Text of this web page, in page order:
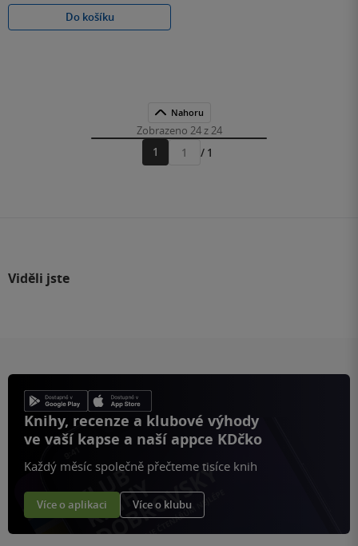
Do košíku
Nahoru
Zobrazeno 24 z 24
1
Přejít
/ 1
Viděli jste
Knihy, recenze a klubové výhody
ve vaší kapse a naší appce KDčko
Každý měsíc společně přečteme tisíce knih
Více o aplikaci Více o klubu